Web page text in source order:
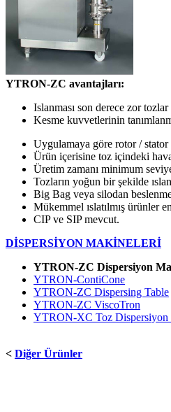
YTRON-ZC avantajları:
Islanması son derece zor
Kesme kuvvetlerinin
Uygulamaya göre rotor / stator
Ürün içerisine toz içindeki
Üretim zamanı minimum
Tozların yoğun bir şekilde
Big Bag veya silodan
Mükemmel ıslatılmış ürünler
CIP ve SIP mevcut.
DİSPERSİYON MAKİNELERİ
YTRON-ZC Dispersiyon
YTRON-ContiCone
YTRON-ZC Dispersing Table
YTRON-ZC ViscoTron
YTRON-XC Toz Dispersiyon
< Diğer Ürünler